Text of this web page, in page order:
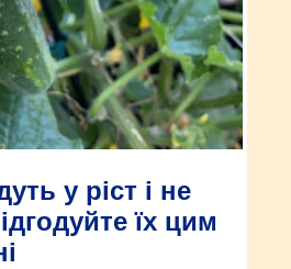
у ріст і не
їх цим